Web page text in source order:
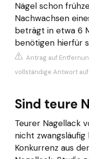
Nägel schon
Nachwachsen
beträgt in etwa 6
benötigen hierfür
Antrag auf
vollständige Antwort auf
Sind teure
Teurer Nagellack
nicht
Konkurrenz aus